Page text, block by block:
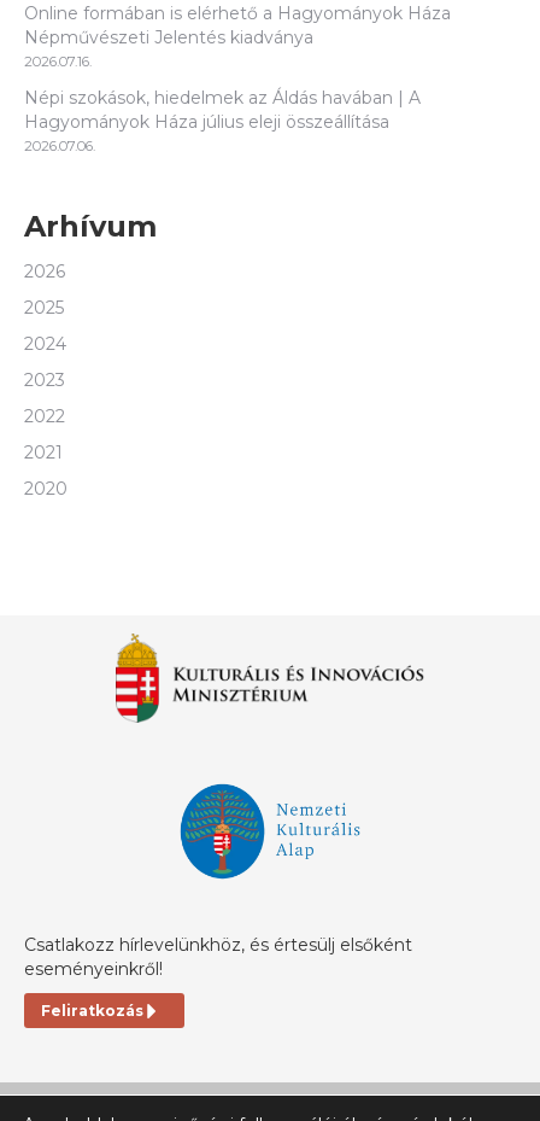
Online formában is elérhető a Hagyományok Háza
Népművészeti Jelentés kiadványa
2026.07.16.
Népi szokások, hiedelmek az Áldás havában | A
Hagyományok Háza július eleji összeállítása
2026.07.06.
Arhívum
2026
2025
2024
2023
2022
2021
2020
Csatlakozz hírlevelünkhöz, és értesülj elsőként
eseményeinkről!
Feliratkozás